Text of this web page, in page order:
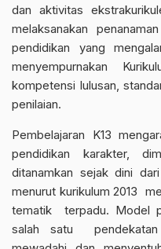
dan aktivitas
melaksanakan
pendidikan yang
menyempurnakan
kompetensi lulusan,
penilaian.
Pembelajaran K13
pendidikan karakter,
ditanamkan sejak dini
menurut kurikulum 2013
tematik terpadu. Model
salah satu